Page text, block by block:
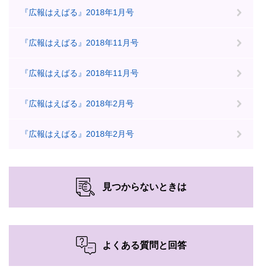
『広報はえばる』2018年1月号
『広報はえばる』2018年11月号
『広報はえばる』2018年11月号
『広報はえばる』2018年2月号
『広報はえばる』2018年2月号
見つからないときは
よくある質問と回答